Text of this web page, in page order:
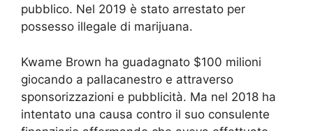
pubblico. Nel 2019 è stato arrestato per
possesso illegale di marijuana.
Kwame Brown ha guadagnato $100 milioni
giocando a pallacanestro e attraverso
sponsorizzazioni e pubblicità. Ma nel 2018 ha
intentato una causa contro il suo consulente